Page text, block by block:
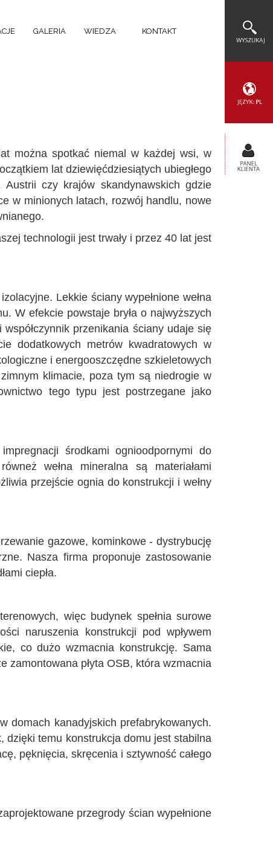
GALERIA WIEDZA KONTAKT
można spotkać niemal w każdej wsi, w
lat dziewięćdziesiątych ubiegłego
czy krajów skandynawskich gdzie
w minionych latach, rozwój handlu, nowe
technologii jest trwały i przez 40 lat jest
Lekkie ściany wypełnione wełna
W efekcie powstaje bryła o najwyższych
przenikania ściany udaje się
dodatkowych metrów kwadratowych w
i energooszczędne szkieletowych
klimacie, poza tym są niedrogie w
tego typu jest postrzegane jako
środkami ognioodpornymi do
wełna mineralna są materiałami
przejście ognia do konstrukcji i wełny
gazowe, kominkowe - dystrybucję
Nasza firma proponuje zastosowanie
ciepła.
więc budynek spełnia surowe
naruszenia konstrukcji pod wpływem
co dużo wzmacnia konstrukcję. Sama
zamontowana płyta OSB, która wzmacnia
domach kanadyjskich prefabrykowanych.
dzięki temu konstrukcja domu jest stabilna
pęknięcia, skręcenia i sztywność całego
przegrody ścian wypełnione